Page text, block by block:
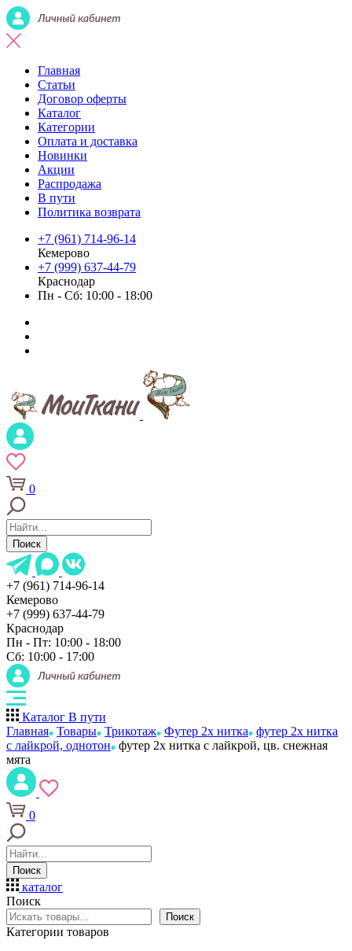
Главная
Статьи
Договор оферты
Каталог
Категории
Оплата и доставка
Новинки
Акции
Распродажа
В пути
Политика возврата
+7 (961) 714-96-14
Кемерово
+7 (999) 637-44-79
Краснодар
Пн - Сб: 10:00 - 18:00
0
Поиск
+7 (961) 714-96-14
Кемерово
+7 (999) 637-44-79
Краснодар
Пн - Пт: 10:00 - 18:00
Сб: 10:00 - 17:00
Каталог В пути
Главная Товары Трикотаж Футер 2х нитка
футер 2х нитка
с лайкрой, однотон
футер 2х нитка с лайкрой, цв. снежная
мята
0
Поиск
каталог
Поиск
Поиск
Категории товаров